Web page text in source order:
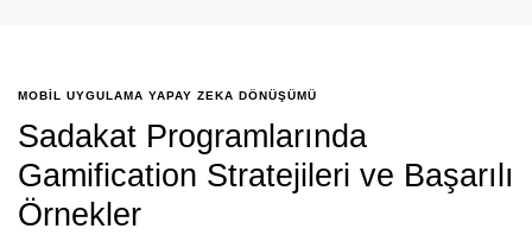
MOBIL UYGULAMA YAPAY ZEKA DÖNÜŞÜMÜ
Sadakat Programlarında
Gamification Stratejileri ve Başarılı
Örnekler